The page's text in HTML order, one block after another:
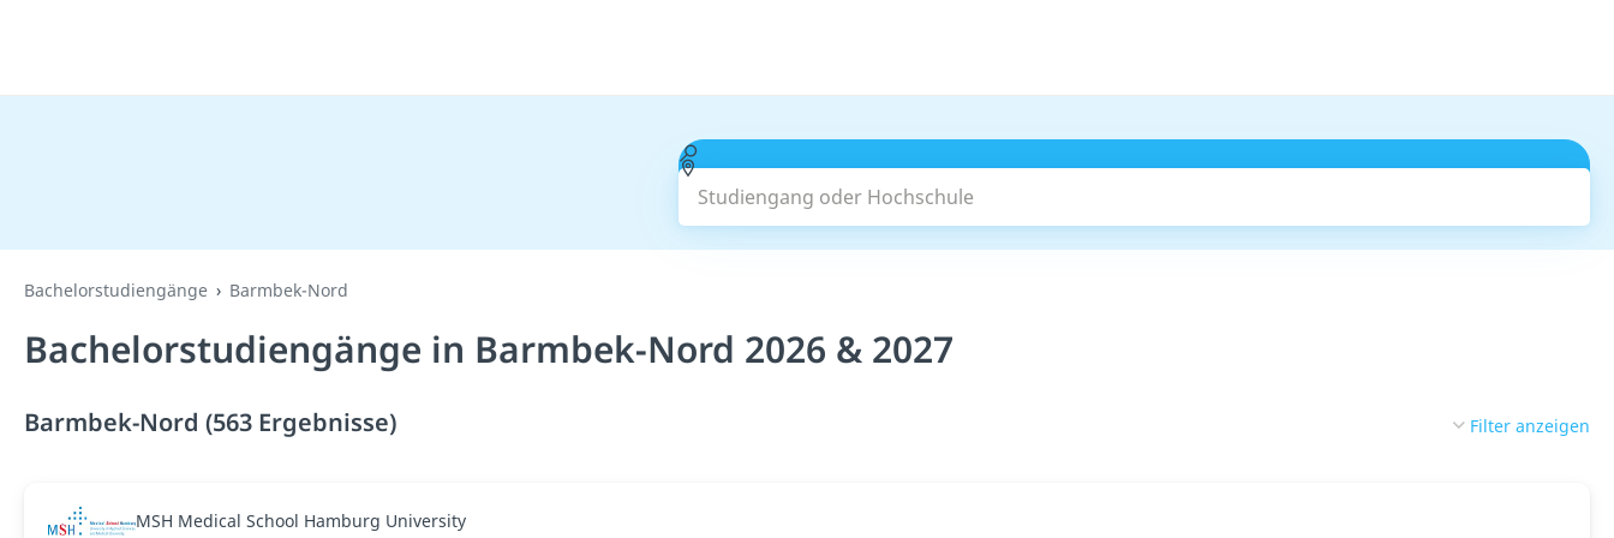
Studiengang oder Hochschule
Bachelorstudiengänge Barmbek-Nord
Bachelorstudiengänge in Barmbek-Nord 2026 & 2027
Barmbek-Nord (563 Ergebnisse) Filter anzeigen
MSH Medical School Hamburg University